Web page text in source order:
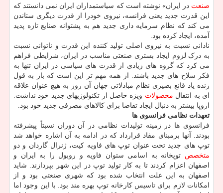
صنعت در ایران» نوشته است که سیاستمداران ایران نمی دانستند که
این قدرت جدید یعنی فرانسه، نیروی خودرا از قدرت دیگری ستاندن
می کند که نظام سرمایه داری جدید هم به پشتوانه صنایع تازه پدید
آمده، ایجاد کرده بود.
نادانی نسبت به نیروی اصلی تولید کننده این قدرت و ناتوانی نسبت
به درک لزوم ایجاد بستری صنعتی مناسب در ایران، شرایطی فراهم
می کرد که گروه های زیادی از قدرت های سیاسی در ایران تنها به
فکر سلاح های جدید باشند. از همه مهم تر این است که باز به قول
زنده یاد قانع بصیری نظام مبادلاتی جهان آن روز به هیچ عنوان علاقه
ای به انتقال محصولات ویژه حاصل از تکنولوژیهای جدید خود نداشت.
اروپا بیشتر به دنبال ایجاد تقاضا برای کالاهای مصرفی جدید خود بود.
تعهدات نظامی فرانسوی ها
فرانسوی ها در زمینه تولیدات نظامی در آن دوران نسبتاً پیشرفته
بودند. آنها برمبنای مفاد قرارداد که در ادامه به آن اشاره خواهد شد
توپ های جدید تحت عنوان توپ های فاویه کیت، ژنرال گاردان و دو
متخصص توپخانه به اسامی ستوان فاویه و روبول را به ایران و
اصفهان اعزام کردند تا به کار تولید توپ در این شهر بپردازند. شاید
اصفهان به این علت انتخاب شده بود که شهری صنعتی بود و از
امکانات لازم برای تاسیس کارخانه توپ بهره مند بود. با این وجود اما